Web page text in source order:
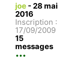
joe - 28 mai
2016
Inscription :
17/09/2009
15
messages